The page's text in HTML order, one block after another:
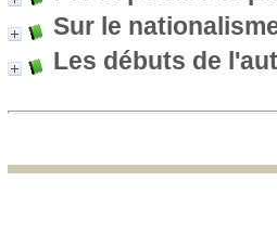
Sur le
Les débuts de